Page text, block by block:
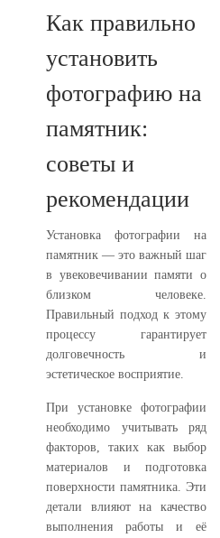
Как правильно
установить
фотографию на
памятник:
советы и
рекомендации
Установка фотографии на
памятник — это важный шаг
в увековечивании памяти о
близком человеке.
Правильный подход к этому
процессу гарантирует
долговечность и
эстетическое восприятие.
При установке фотографии
необходимо учитывать ряд
факторов, таких как выбор
материалов и подготовка
поверхности памятника. Эти
детали влияют на качество
выполнения работы и её